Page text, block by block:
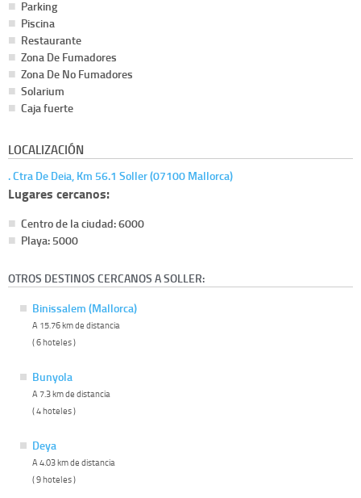
Parking
Piscina
Restaurante
Zona De Fumadores
Zona De No Fumadores
Solarium
Caja fuerte
LOCALIZACIÓN
. Ctra De Deia, Km 56.1 Soller (07100 Mallorca)
Lugares cercanos:
Centro de la ciudad: 6000
Playa: 5000
OTROS DESTINOS CERCANOS A SOLLER:
Binissalem (Mallorca)
A 15.76 km de distancia
( 6 hoteles )
Bunyola
A 7.3 km de distancia
( 4 hoteles )
Deya
A 4.03 km de distancia
( 9 hoteles )